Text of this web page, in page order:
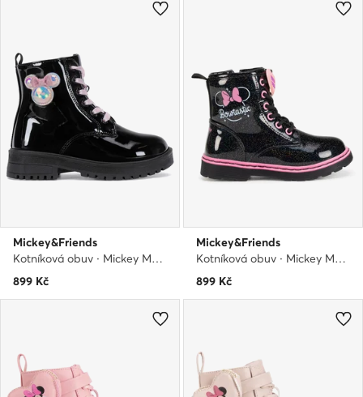
Mickey&Friends
Kotníková obuv · Mickey Mouse a přátelé · Černá
899 Kč
Mickey&Friends
Kotníková obuv · Mickey Mouse a přátelé · Černá
899 Kč